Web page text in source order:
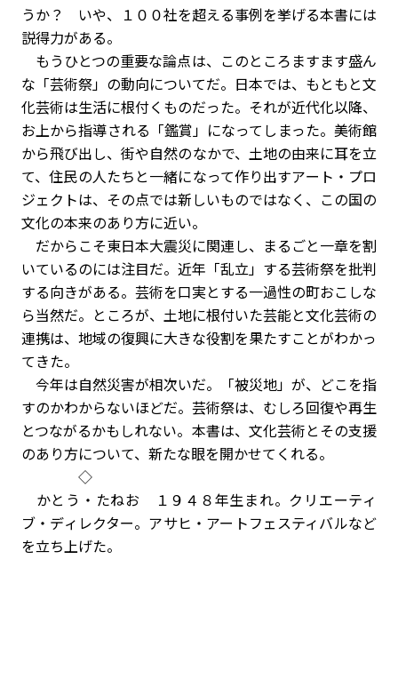
うか？ いや、１００社を超える事例を挙げる本書には
説得力がある。
もうひとつの重要な論点は、このところますます盛ん
な「芸術祭」の動向についてだ。日本では、もともと文
化芸術は生活に根付くものだった。それが近代化以降、
お上から指導される「鑑賞」になってしまった。美術館
から飛び出し、街や自然のなかで、土地の由来に耳を立
て、住民の人たちと一緒になって作り出すアート・プロ
ジェクトは、その点では新しいものではなく、この国の
文化の本来のあり方に近い。
だからこそ東日本大震災に関連し、まるごと一章を割
いているのには注目だ。近年「乱立」する芸術祭を批判
する向きがある。芸術を口実とする一過性の町おこしな
ら当然だ。ところが、土地に根付いた芸能と文化芸術の
連携は、地域の復興に大きな役割を果たすことがわかっ
てきた。
今年は自然災害が相次いだ。「被災地」が、どこを指
すのかわからないほどだ。芸術祭は、むしろ回復や再生
とつながるかもしれない。本書は、文化芸術とその支援
のあり方について、新たな眼を開かせてくれる。
◇
かとう・たねお １９４８年生まれ。クリエーティ
ブ・ディレクター。アサヒ・アートフェスティバルなど
を立ち上げた。